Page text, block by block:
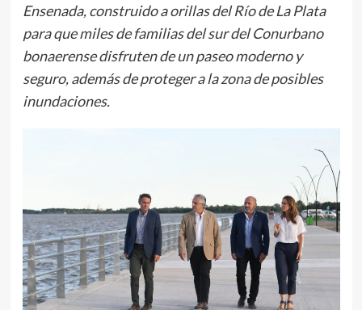
Ensenada, construido a orillas del Río de La Plata
para que miles de familias del sur del Conurbano
bonaerense disfruten de un paseo moderno y
seguro, además de proteger a la zona de posibles
inundaciones.